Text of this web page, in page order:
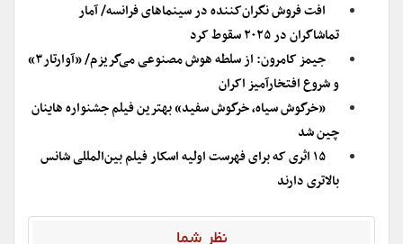
افت فروش نگران‌کننده در سینماهای فرانسه/ آمار
تماشاگران در ۲۰۲۵ سقوط کرد
جیمز کامرون: از سلطه هوش مصنوعی می‌گریزم/ «آوارتار۳»
و شروع افتخار‌آمیز اکران
«خرگوش سیاه، خرگوش سفید» بهترین فیلم جشنواره هاینان
چین شد
‌۱۵ اثری که برای فهرست اولیه اسکار فیلم بین‌المللی شانس
بالاتری دارند
نظر شما